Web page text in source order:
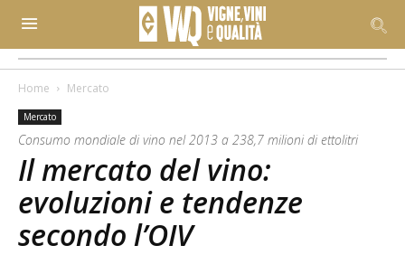
Home Mercato
Mercato
Consumo mondiale di vino nel 2013 a 238,7 milioni di ettolitri
Il mercato del vino:
evoluzioni e tendenze
secondo l’OIV